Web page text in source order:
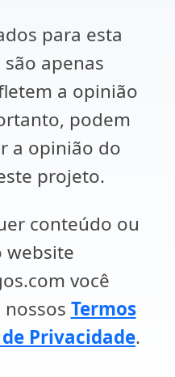
para esta
apenas
a opinião
podem
a opinião do
projeto.
conteúdo ou
website
você
Termos
Privacidade.